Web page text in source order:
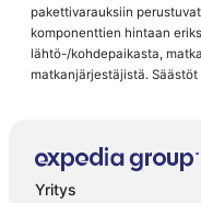
pakettivarauksiin
komponenttien hintaan
lähtö-/kohdepaikasta,
matkanjärjestäjistä.
Yritys